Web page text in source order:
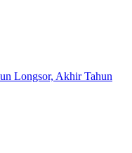
Longsor, Akhir Tahun